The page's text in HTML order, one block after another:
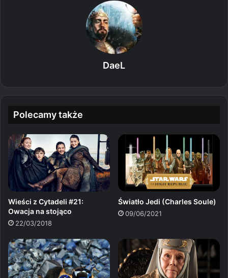
DaeL
Polecamy także
Wieści z Cytadeli #21:
Owacja na stojąco
22/03/2018
Światło Jedi (Charles Soule)
09/06/2021